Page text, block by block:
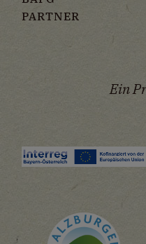
PARTNER
Ein
keiner manuellen